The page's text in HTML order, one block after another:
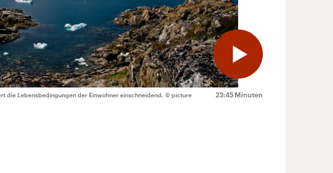
23:45 Minuten
die Lebensbedingungen der Einwohner einschneidend. © picture